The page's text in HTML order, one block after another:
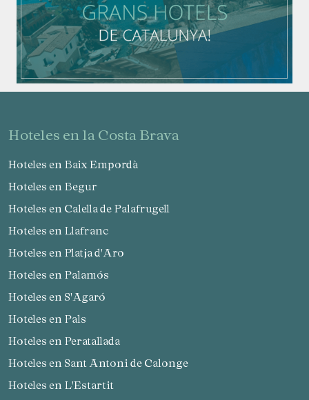
hoteles en la Costa Brava
Hoteles en Baix Empordà
Hoteles en Begur
Hoteles en Calella de Palafrugell
Hoteles en Llafranc
Hoteles en Platja d'Aro
Hoteles en Palamós
Hoteles en S'Agaró
Hoteles en Pals
Hoteles en Peratallada
Hoteles en Sant Antoni de Calonge
Hoteles en L'Estartit